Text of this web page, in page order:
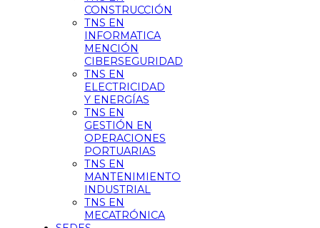
CONSTRUCCIÓN
TNS EN
INFORMATICA
MENCIÓN
CIBERSEGURIDAD
TNS EN
ELECTRICIDAD
Y ENERGÍAS
TNS EN
GESTIÓN EN
OPERACIONES
PORTUARIAS
TNS EN
MANTENIMIENTO
INDUSTRIAL
TNS EN
MECATRÓNICA